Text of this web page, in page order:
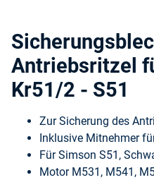
Antriebsritzel
Kr51/2 - S51
Zur Sicherung des
Inklusive Mitnehmer
Für Simson S51,
Motor M531, M541,